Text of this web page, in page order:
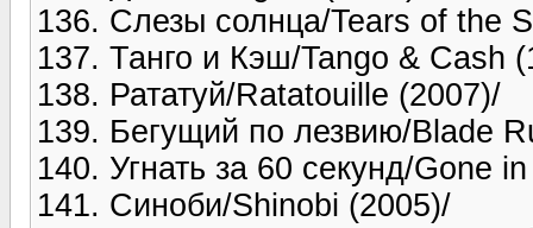
136. Слезы солнца/Tears of the
137. Танго и Кэш/Tango & Cash
138. Рататуй/Ratatouille (2007)/
139. Бегущий по лезвию/Blade
140. Угнать за 60 секунд/Gone
141. Синоби/Shinobi (2005)/